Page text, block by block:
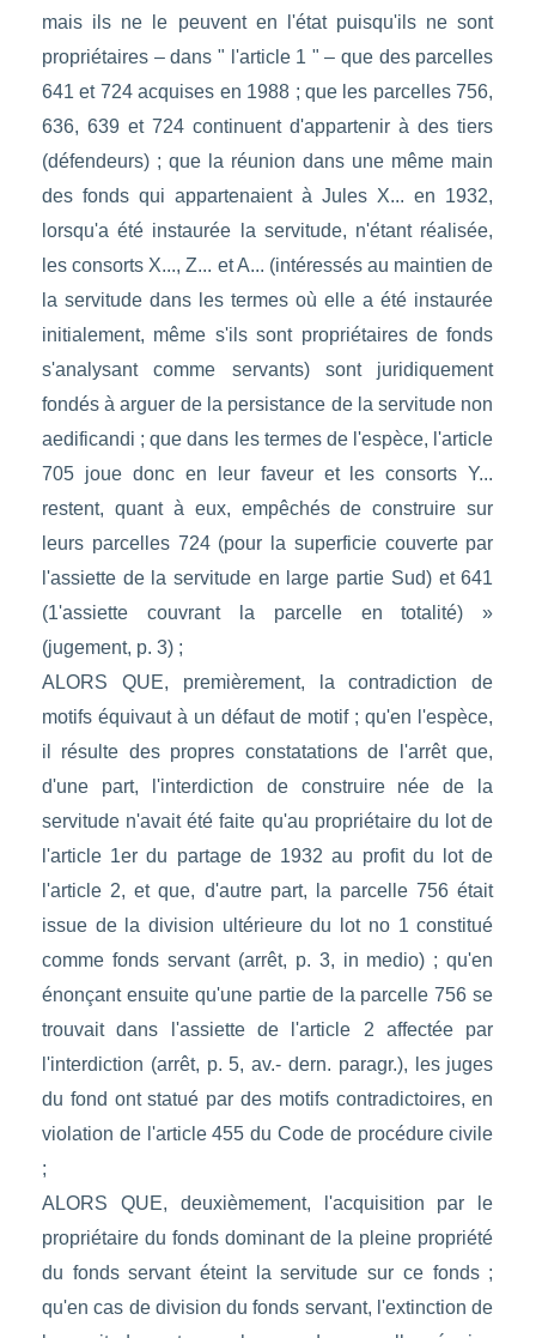
mais ils ne le peuvent en l'état puisqu'ils ne sont
propriétaires – dans " l'article 1 " – que des parcelles
641 et 724 acquises en 1988 ; que les parcelles 756,
636, 639 et 724 continuent d'appartenir à des tiers
(défendeurs) ; que la réunion dans une même main
des fonds qui appartenaient à Jules X... en 1932,
lorsqu'a été instaurée la servitude, n'étant réalisée,
les consorts X..., Z... et A... (intéressés au maintien de
la servitude dans les termes où elle a été instaurée
initialement, même s'ils sont propriétaires de fonds
s'analysant comme servants) sont juridiquement
fondés à arguer de la persistance de la servitude non
aedificandi ; que dans les termes de l'espèce, l'article
705 joue donc en leur faveur et les consorts Y...
restent, quant à eux, empêchés de construire sur
leurs parcelles 724 (pour la superficie couverte par
l'assiette de la servitude en large partie Sud) et 641
(1'assiette couvrant la parcelle en totalité) »
(jugement, p. 3) ;
ALORS QUE, premièrement, la contradiction de
motifs équivaut à un défaut de motif ; qu'en l'espèce,
il résulte des propres constatations de l'arrêt que,
d'une part, l'interdiction de construire née de la
servitude n'avait été faite qu'au propriétaire du lot de
l'article 1er du partage de 1932 au profit du lot de
l'article 2, et que, d'autre part, la parcelle 756 était
issue de la division ultérieure du lot no 1 constitué
comme fonds servant (arrêt, p. 3, in medio) ; qu'en
énonçant ensuite qu'une partie de la parcelle 756 se
trouvait dans l'assiette de l'article 2 affectée par
l'interdiction (arrêt, p. 5, av.- dern. paragr.), les juges
du fond ont statué par des motifs contradictoires, en
violation de l'article 455 du Code de procédure civile
;
ALORS QUE, deuxièmement, l'acquisition par le
propriétaire du fonds dominant de la pleine propriété
du fonds servant éteint la servitude sur ce fonds ;
qu'en cas de division du fonds servant, l'extinction de